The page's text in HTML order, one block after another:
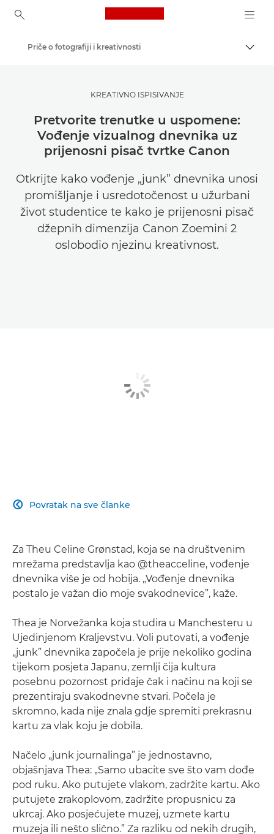
Canon Logo, back to
Pronađite inspiraciju | Savjeti za fotografiranje i ispisivanje te vodiči za kupce
Priče o fotografiji i kreativnosti
KREATIVNO ISPISIVANJE
Pretvorite trenutke u uspomene:
Vođenje vizualnog dnevnika uz
prijenosni pisač tvrtke Canon
Otkrijte kako vođenje „junk” dnevnika unosi
promišljanje i usredotočenost u užurbani
život studentice te kako je prijenosni pisač
džepnih dimenzija Canon Zoemini 2
oslobodio njezinu kreativnost.
Povratak na sve članke

Za Theu Celine Grønstad, koja se na društvenim
mrežama predstavlja kao @theacceline, vođenje
dnevnika više je od hobija. „Vođenje dnevnika
postalo je važan dio moje svakodnevice”, kaže.
Thea je Norvežanka koja studira u Manchesteru u
Ujedinjenom Kraljevstvu. Voli putovati, a vođenje
„junk” dnevnika započela je prije nekoliko godina
tijekom posjeta Japanu, zemlji čija kultura
posebnu pozornost pridaje čak i načinu na koji se
prezentiraju svakodnevne stvari. Počela je
skromno, kada nije znala gdje spremiti prekrasnu
kartu za vlak koju je dobila.
Načelo „junk journalinga” je jednostavno,
objašnjava Thea: „Samo ubacite sve što vam dođe
pod ruku. Ako putujete vlakom, zadržite kartu. Ako
putujete zrakoplovom, zadržite propusnicu za
ukrcaj. Ako posjećujete muzej, uzmete kartu
muzeja ili nešto slično.” Za razliku od nekih drugih,